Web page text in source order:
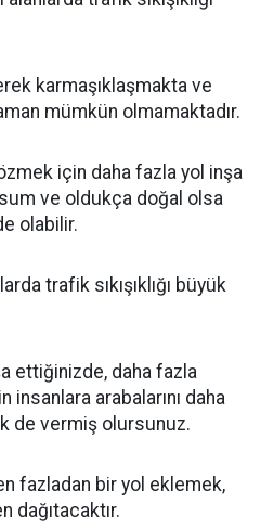
karmaşıklaşmakta ve
mümkün olmamaktadır.
için daha fazla yol inşa
ve oldukça doğal olsa
olabilir.
trafik sıkışıklığı büyük
ettiğinizde, daha fazla
arabalarını daha
de vermiş olursunuz.
fazladan bir yol eklemek,
dağıtacaktır.